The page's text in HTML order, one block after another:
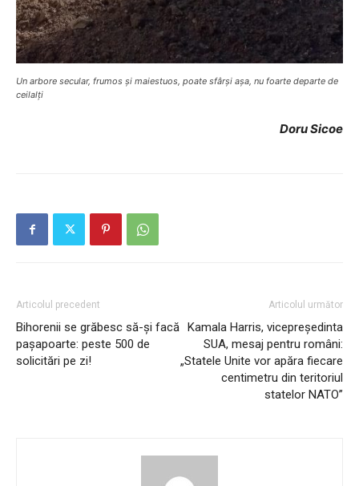
Un arbore secular, frumos și maiestuos, poate sfârși așa, nu foarte departe de
ceilalți
Doru Sicoe
Articolul precedent
Bihorenii se grăbesc să-și facă
pașapoarte: peste 500 de
solicitări pe zi!
Articolul următor
Kamala Harris, vicepreședinta
SUA, mesaj pentru români:
„Statele Unite vor apăra fiecare
centimetru din teritoriul
statelor NATO”